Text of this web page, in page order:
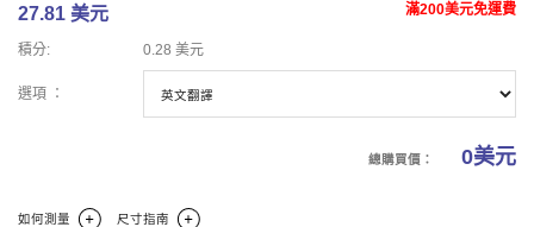
27.81 美元 滿200美元免運費
積分: 0.28 美元
選項 ：
總購買價： 0美元
如何測量 尺寸指南